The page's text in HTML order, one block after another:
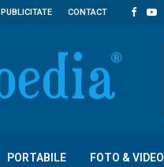
PUBLICITATE CONTACT
PORTABILE FOTO & VIDEO